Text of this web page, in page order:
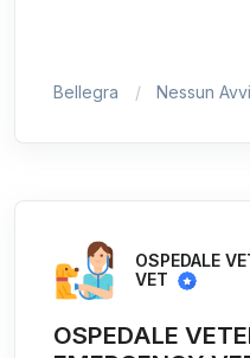
Bellegra Nessun
OSPEDALE
VET
OSPEDALE